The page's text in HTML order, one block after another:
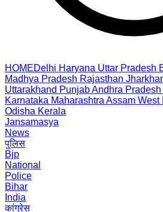
HOMEDelhi Haryana Uttar Pradesh
Madhya Pradesh Rajasthan
Uttarakhand PunjabAndhra Pradesh
Karnataka Maharashtra Assam West
Odisha Kerala
Jansamasya
News
पुलिस
Bjp
National
Police
Bihar
India
कांग्रेस